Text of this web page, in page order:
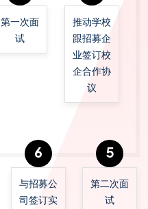
第一次面
试
推动学校
跟招募企
业签订校
企合作协
议
6
与招募公
司签订实
5
第二次面
试